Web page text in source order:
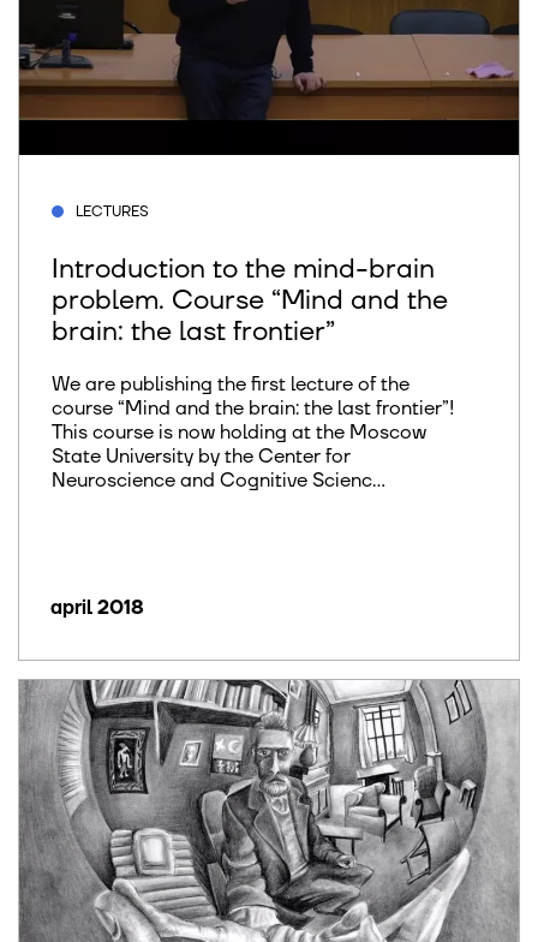
LECTURES
Introduction to the mind-brain
problem. Course “Mind and the
brain: the last frontier”
We are publishing the first lecture of the
course “Mind and the brain: the last frontier”!
This course is now holding at the Moscow
State University by the Center for
Neuroscience and Cognitive Scienc...
april 2018